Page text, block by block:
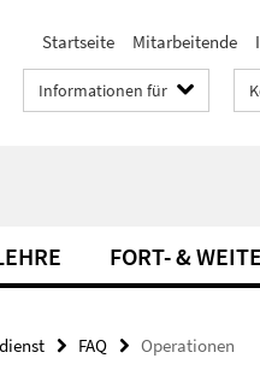
Startseite Mitarbeitende
Informationen für
FORT- &
FAQ Operationen